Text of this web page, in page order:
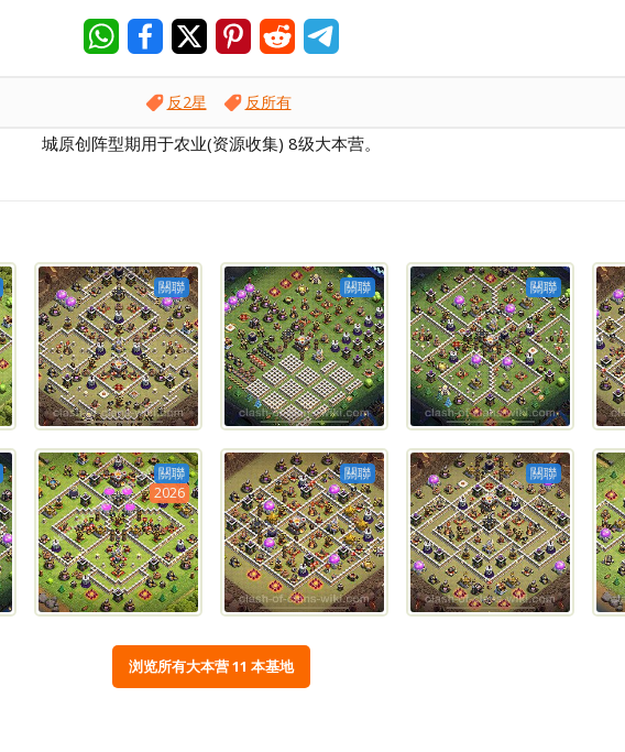
反2星 反所有
城原创阵型期用于农业(资源收集) 8级大本营。
關聯 關聯 關聯
關聯
2026
關聯 關聯
浏览所有大本营 11 本基地